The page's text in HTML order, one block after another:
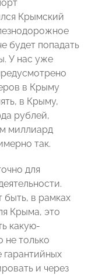
Крымский
будет попадать
У нас уже
в Крыму
в Крыму,
рублей,
миллиард
так.
для
в рамках
Крыма, это
какую-
не только
гарантийных
и через